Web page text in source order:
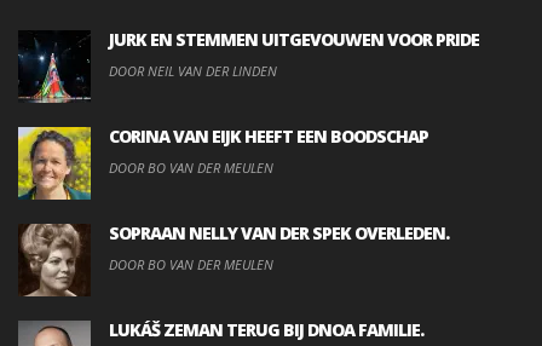
JURK EN STEMMEN UITGEVOUWEN VOOR PRIDE
DOOR NEIL VAN DER LINDEN
CORINA VAN EIJK HEEFT EEN BOODSCHAP
DOOR BO VAN DER MEULEN
SOPRAAN NELLY VAN DER SPEK OVERLEDEN.
DOOR BO VAN DER MEULEN
LUKÁŠ ZEMAN TERUG BIJ DNOA FAMILIE.